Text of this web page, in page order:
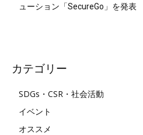
ューション「SecureGo」を発表
カテゴリー
SDGs・CSR・社会活動
イベント
オススメ